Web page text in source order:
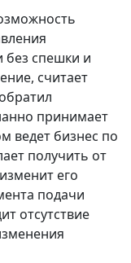
без спешки и
считает
принимает
ведет бизнес по
получить от
его
подачи
отсутствие